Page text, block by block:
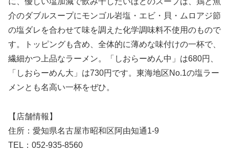
介のダブルスープにモンゴル岩塩・エビ・貝・ムロアジ節
の塩ダレを合わせて味を調えた化学調味料不使用のもので
す。トッピングも含め、全体的に薄めな味付けの一杯で、
繊細かつ上品なラーメン。「しおらーめん中」は680円、
「しおらーめん大」は730円です。東海地区No.1の塩ラー
メンとも名高い一杯をぜひ。
【店舗情報】
住所：愛知県名古屋市昭和区阿由知通1-9
TEL：052-935-8560